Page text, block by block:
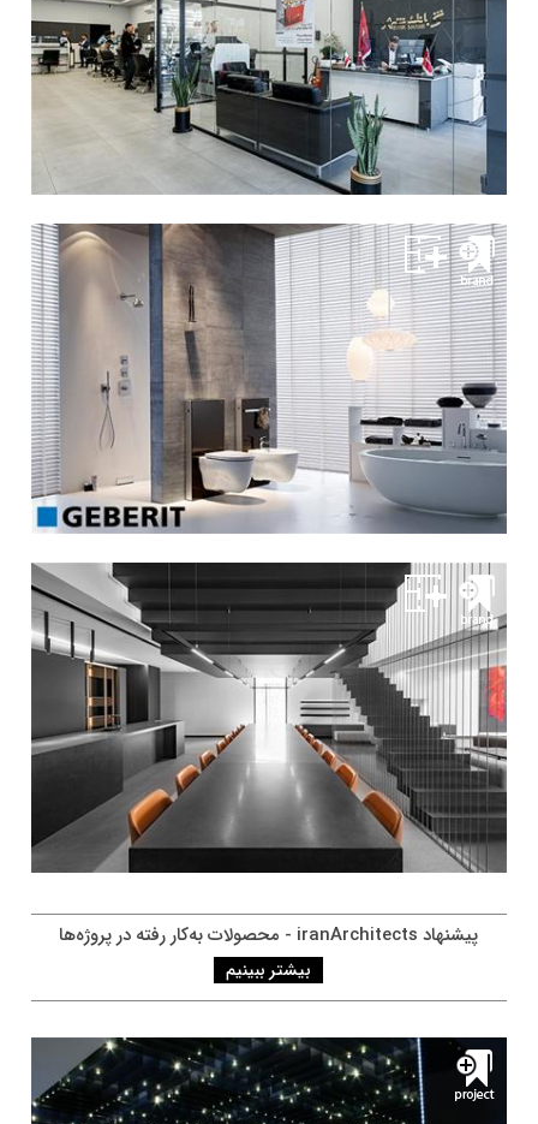
پيشنهاد iranArchitects - محصولات به‌کار رفته در پروژه‌ها
بیشتر ببینیم